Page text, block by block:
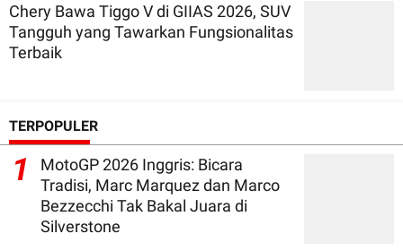
Chery Bawa Tiggo V di GIIAS 2026, SUV
Tangguh yang Tawarkan Fungsionalitas
Terbaik
TERPOPULER
1
MotoGP 2026 Inggris: Bicara
Tradisi, Marc Marquez dan Marco
Bezzecchi Tak Bakal Juara di
Silverstone